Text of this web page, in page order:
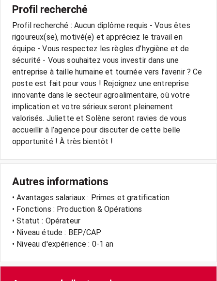
Profil recherché
Profil recherché : Aucun diplôme requis - Vous êtes
rigoureux(se), motivé(e) et appréciez le travail en
équipe - Vous respectez les règles d’hygiène et de
sécurité - Vous souhaitez vous investir dans une
entreprise à taille humaine et tournée vers l’avenir ? Ce
poste est fait pour vous ! Rejoignez une entreprise
innovante dans le secteur agroalimentaire, où votre
implication et votre sérieux seront pleinement
valorisés. Juliette et Solène seront ravies de vous
accueillir à l’agence pour discuter de cette belle
opportunité ! À très bientôt !
Autres informations
• Avantages salariaux : Primes et gratification
• Fonctions : Production & Opérations
• Statut : Opérateur
• Niveau étude : BEP/CAP
• Niveau d'expérience : 0-1 an